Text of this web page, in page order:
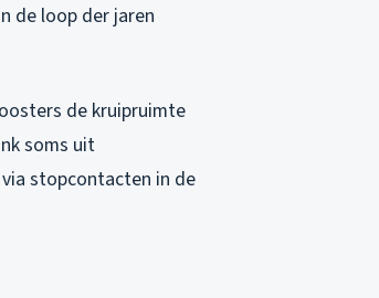
de loop der jaren
de kruipruimte
soms uit
stopcontacten in de